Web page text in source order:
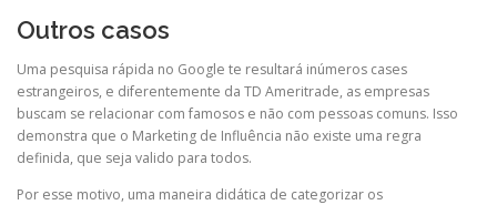
Outros casos
Uma pesquisa rápida no Google te resultará inúmeros cases
estrangeiros, e diferentemente da TD Ameritrade, as empresas
buscam se relacionar com famosos e não com pessoas comuns. Isso
demonstra que o Marketing de Influência não existe uma regra
definida, que seja valido para todos.
Por esse motivo, uma maneira didática de categorizar os